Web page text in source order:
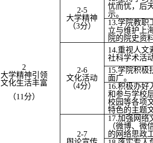
2
大学精神引领
文化生活丰富
（11分）
2-5
大学精神
（3分）
忧而忧，后
示。
13.学院教职
立与维护上
院的院史资
2-6
文化活动
（4分）
14.重视人文
社科学术活
15.学院积极
面广。
16.积极办好
和参与学校
校园等各项
特色的主题
2-7
17.加强网络
（微博、微
的网络思政